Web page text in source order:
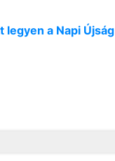
a Napi Újság